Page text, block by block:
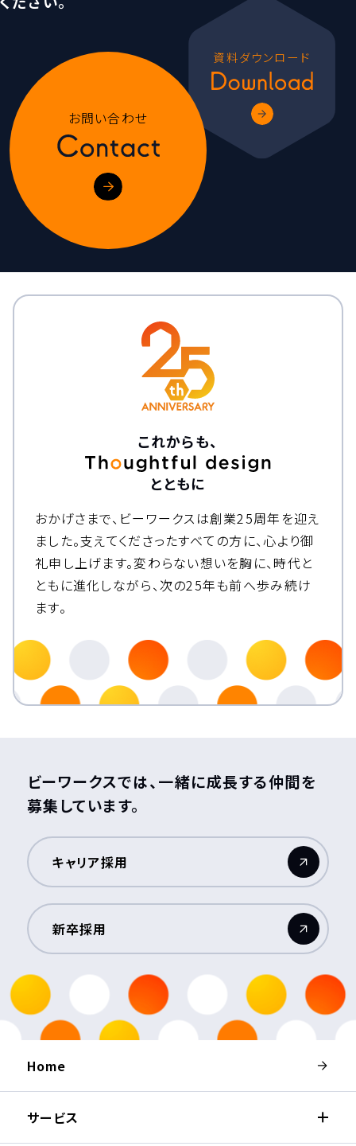
お問い合わせ
資料ダウンロード
これからも、
とともに
おかげさまで、ビーワークスは創業25周年を迎え
ました。支えてくださったすべての方に、心より御
礼申し上げます。変わらない想いを胸に、時代と
ともに進化しながら、次の25年も前へ歩み続け
ます。
ビーワークスでは、一緒に成長する仲間を
募集しています。
キャリア採用
（新しいウィンドウが開きます）
新卒採用
（新しいウィンドウが開きます）
Home
サービス